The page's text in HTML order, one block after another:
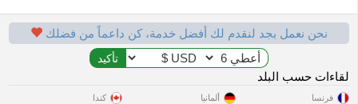
نحن نعمل بجد لنقدم لك أفضل خدمة، كن داعماً من فضلك
لقاءات حسب البلد
فرنسا ألمانيا كندا